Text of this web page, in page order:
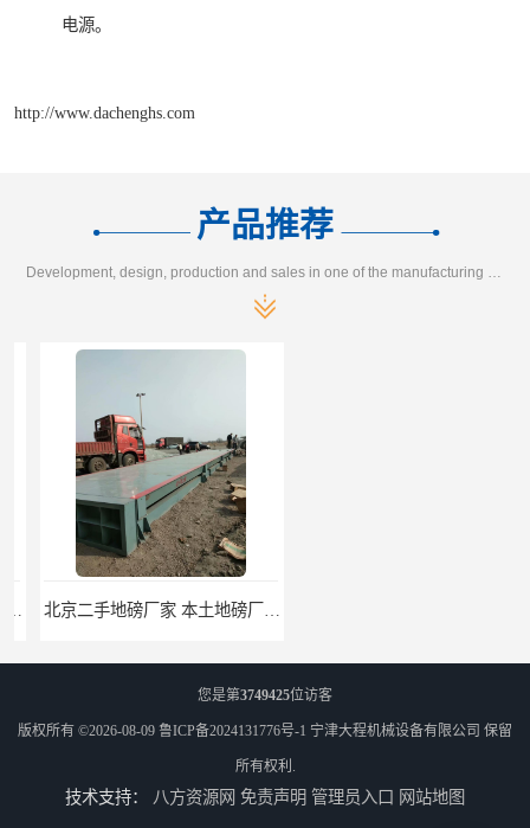
电源。
http://www.dachenghs.com
产品推荐
Development, design, production and sales in one of the manufacturing enterprises
北京二手地磅厂家 本土地磅厂100秒报价
您是第3749425位访客
版权所有 ©2026-08-09 鲁ICP备2024131776号-1 宁津大程机械设备有限公司 保留
所有权利.
技术支持： 八方资源网 免责声明 管理员入口 网站地图